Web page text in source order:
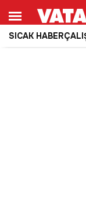
SICAK HABER